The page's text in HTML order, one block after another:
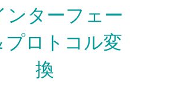
ンターフェー
プロトコル変
換